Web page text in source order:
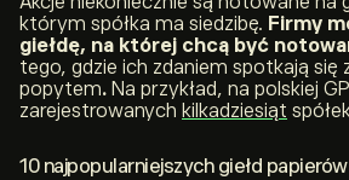
którym spółka ma siedzibę. Firmy
giełdę, na której chcą być
tego, gdzie ich zdaniem spotkają się
popytem. Na przykład, na polskiej
zarejestrowanych kilkadziesiąt
10 najpopularniejszych giełd